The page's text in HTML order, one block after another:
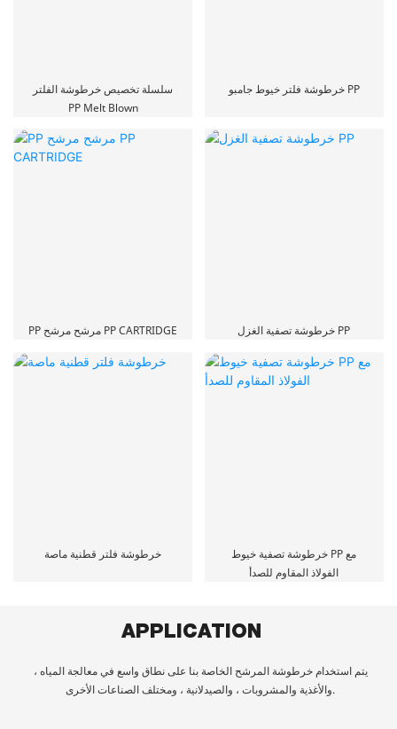
سلسلة تخصيص خرطوشة الفلتر
PP Melt Blown
خرطوشة فلتر خيوط جامبو PP
PP مرشح مرشح PP CARTRIDGE خرطوشة تصفية الغزل PP
خرطوشة فلتر قطنية ماصة
خرطوشة تصفية خيوط PP مع
الفولاذ المقاوم للصدأ
APPLICATION
يتم استخدام خرطوشة المرشح الخاصة بنا على نطاق واسع في معالجة المياه ،
والأغذية والمشروبات ، والصيدلانية ، ومختلف الصناعات الأخرى.